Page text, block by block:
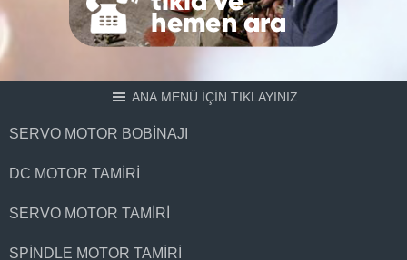
ANA MENÜ İÇİN TIKLAYINIZ
SERVO MOTOR BOBINAJI
DC MOTOR TAMIRI
SERVO MOTOR TAMIRI
SPINDLE MOTOR TAMIRI